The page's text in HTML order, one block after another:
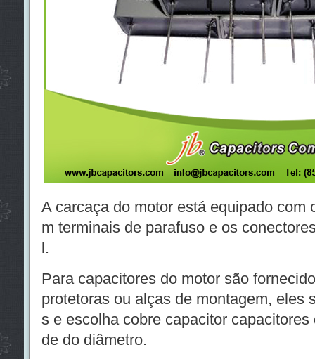
A carcaça do motor está equipado com
m terminais de parafuso e os
l.
Para capacitores do motor são
protetoras ou alças de montagem, eles
s e escolha cobre capacitor
de do diâmetro.